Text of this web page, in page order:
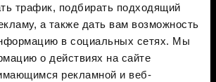
трафик, подбирать подходящий
а также дать вам возможность
в социальных сетях. Мы
о действиях на сайте
рекламной и веб-